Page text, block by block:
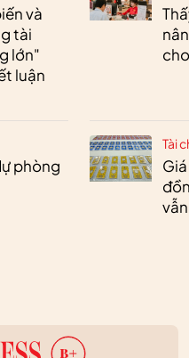
và
tài
lớn"
luận
phòng
Tài